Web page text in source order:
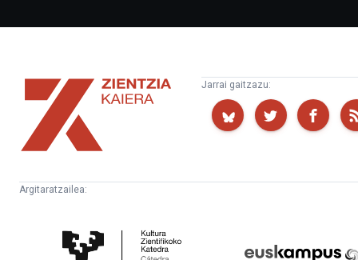
Zientzia
Kaiera
Jarrai gaitzazu:
Argitaratzailea:
Zientifikoko
Katedra